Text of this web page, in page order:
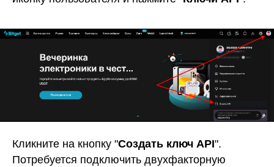
Кликните на кнопку "Создать ключ API".
Потребуется подключить двухфакторную